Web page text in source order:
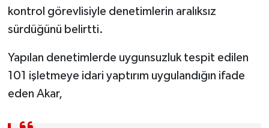
kontrol görevlisiyle denetimlerin aralıksız
sürdüğünü belirtti.
Yapılan denetimlerde uygunsuzluk tespit edilen
101 işletmeye idari yaptırım uygulandığın ifade
eden Akar,